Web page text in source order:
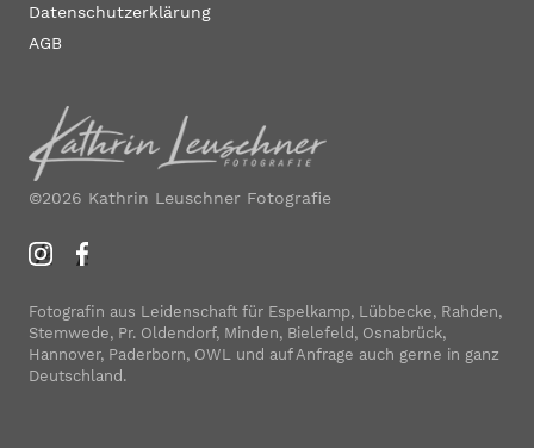
Datenschutzerklärung
AGB
©2026 Kathrin Leuschner Fotografie
Fotografin aus Leidenschaft für Espelkamp, Lübbecke, Rahden,
Stemwede, Pr. Oldendorf, Minden, Bielefeld, Osnabrück,
Hannover, Paderborn, OWL und auf Anfrage auch gerne in ganz
Deutschland.